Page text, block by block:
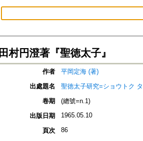
田村円澄著『聖徳太子』
作者
平岡定海 (著)
出處題名
聖徳太子研究=ショウトク
卷期
(總號=n.1)
出版日期
1965.05.10
頁次 86